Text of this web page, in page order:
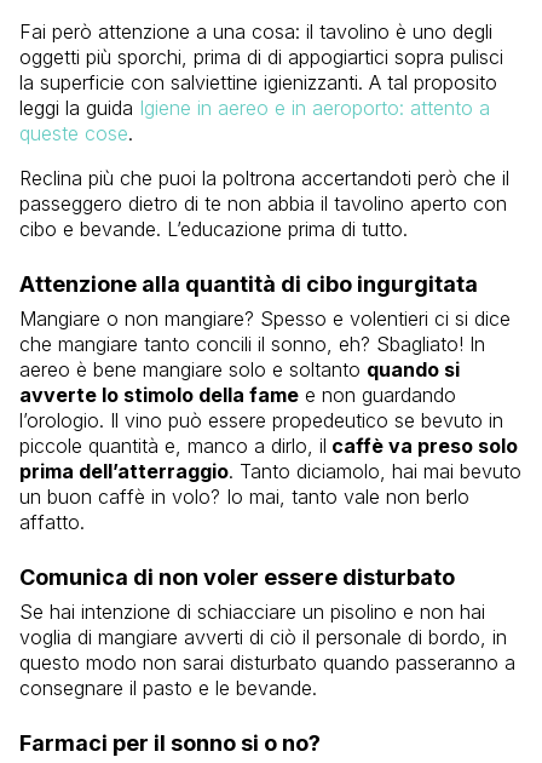
Fai però attenzione a una cosa: il tavolino è uno degli
oggetti più sporchi, prima di di appogiartici sopra pulisci
la superficie con salviettine igienizzanti. A tal proposito
leggi la guida Igiene in aereo e in aeroporto: attento a
queste cose.
Reclina più che puoi la poltrona accertandoti però che il
passeggero dietro di te non abbia il tavolino aperto con
cibo e bevande. L’educazione prima di tutto.
Attenzione alla quantità di cibo ingurgitata
Mangiare o non mangiare? Spesso e volentieri ci si dice
che mangiare tanto concili il sonno, eh? Sbagliato! In
aereo è bene mangiare solo e soltanto quando si
avverte lo stimolo della fame e non guardando
l’orologio. Il vino può essere propedeutico se bevuto in
piccole quantità e, manco a dirlo, il caffè va preso solo
prima dell’atterraggio. Tanto diciamolo, hai mai bevuto
un buon caffè in volo? Io mai, tanto vale non berlo
affatto.
Comunica di non voler essere disturbato
Se hai intenzione di schiacciare un pisolino e non hai
voglia di mangiare avverti di ciò il personale di bordo, in
questo modo non sarai disturbato quando passeranno a
consegnare il pasto e le bevande.
Farmaci per il sonno si o no?